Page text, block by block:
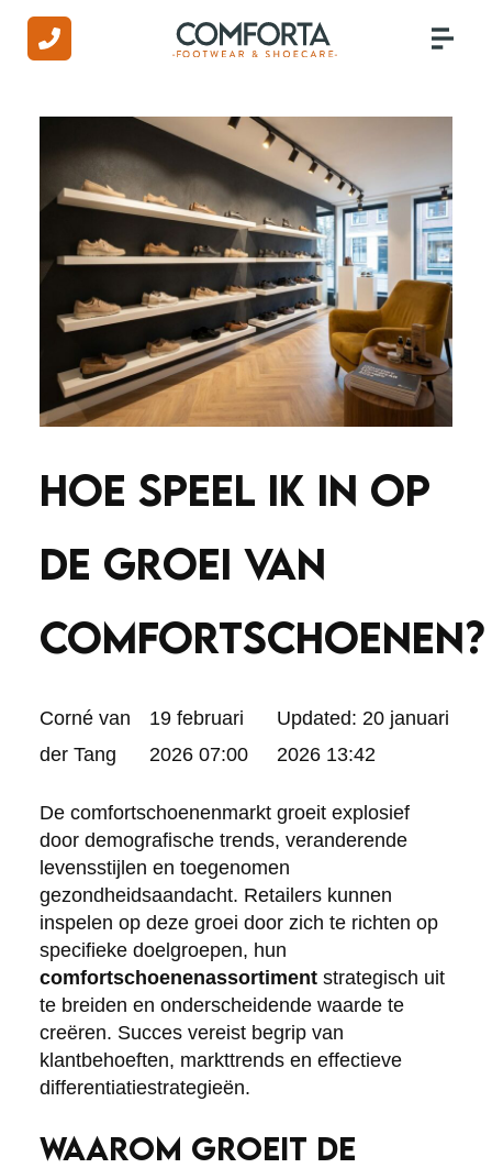
HOE SPEEL IK IN OP
DE GROEI VAN
COMFORTSCHOENEN?
Posted
by:
Corné van
der Tang
19 februari
2026 07:00
Updated: 20 januari
2026 13:42
De comfortschoenenmarkt groeit explosief
door demografische trends, veranderende
levensstijlen en toegenomen
gezondheidsaandacht. Retailers kunnen
inspelen op deze groei door zich te richten op
specifieke doelgroepen, hun
comfortschoenenassortimentstrategisch uit
te breiden en onderscheidende waarde te
creëren. Succes vereist begrip van
klantbehoeften, markttrends en effectieve
differentiatiestrategieën.
WAAROM GROEIT DE